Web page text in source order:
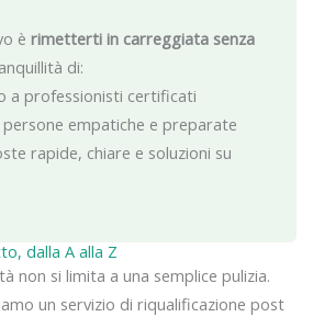
dalla A alla Z
non si limita a una semplice pulizia.
un servizio di riqualificazione post
è rimetterti in carreggiata senza
di:
a professionisti certificati
persone empatiche e preparate
rapide, chiare e soluzioni su